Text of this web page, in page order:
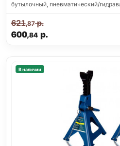
бутылочный, пневматический/
600,84р.
621,87р.
В наличии